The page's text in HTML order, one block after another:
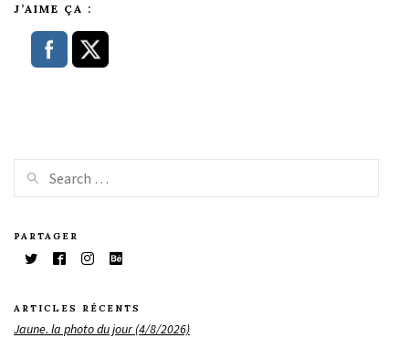
J’AIME ÇA :
PARTAGER
ARTICLES RÉCENTS
Jaune. la photo du jour (4/8/2026)